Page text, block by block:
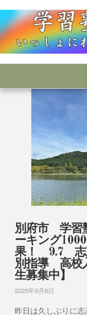
to
content
学習塾
別府市 学習
ーキング
果！ 9.7
別指導 高校
生募集中】
2025年9月8日
昨日は久しぶりに